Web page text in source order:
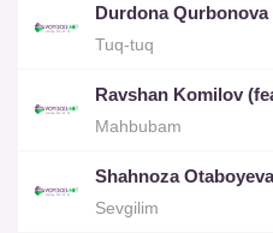
Durdona
Tuq-tuq
Ravshan Komilov
Mahbubam
Sevgilim